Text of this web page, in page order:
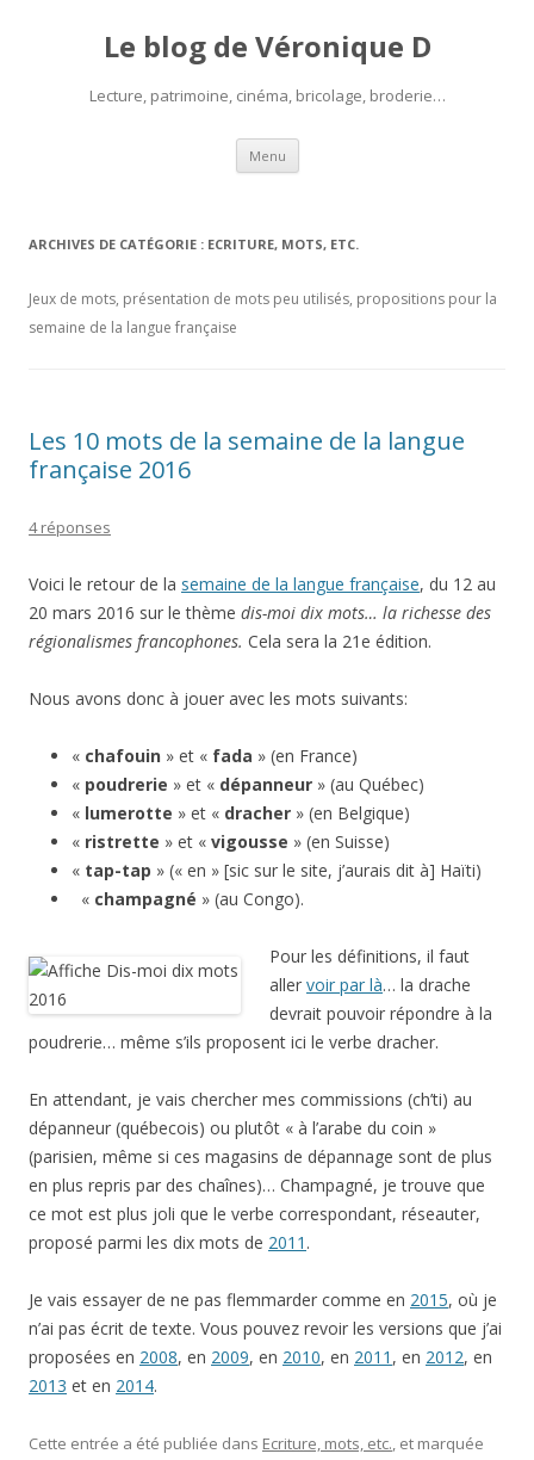
Le blog de Véronique D
Lecture, patrimoine, cinéma, bricolage, broderie…
Menu Aller
contenu
ARCHIVES DE CATÉGORIE : ECRITURE, MOTS, ETC.
Jeux de mots, présentation de mots peu utilisés, propositions pour la
semaine de la langue française
Les 10 mots de la semaine de la langue
française 2016
4 réponses
Voici le retour de la semaine de la langue française, du 12 au
20 mars 2016 sur le thème dis-moi dix mots… la richesse des
régionalismes francophones. Cela sera la 21e édition.
Nous avons donc à jouer avec les mots suivants:
« chafouin » et « fada » (en France)
« poudrerie » et « dépanneur » (au Québec)
« lumerotte » et « dracher » (en Belgique)
« ristrette » et « vigousse » (en Suisse)
« tap-tap » (« en » [sic sur le site, j’aurais dit à] Haïti)
« champagné » (au Congo).
Pour les définitions, il faut
aller voir par là… la drache
devrait pouvoir répondre à la
poudrerie… même s’ils proposent ici le verbe dracher.
En attendant, je vais chercher mes commissions (ch’ti) au
dépanneur (québecois) ou plutôt « à l’arabe du coin »
(parisien, même si ces magasins de dépannage sont de plus
en plus repris par des chaînes)… Champagné, je trouve que
ce mot est plus joli que le verbe correspondant, réseauter,
proposé parmi les dix mots de 2011 .
Je vais essayer de ne pas flemmarder comme en 2015, où je
n’ai pas écrit de texte. Vous pouvez revoir les versions que j’ai
proposées en 2008, en 2009, en 2010, en 2011 , en 2012, en
2013 et en 2014.
Cette entrée a été publiée dans Ecriture, mots, etc., et marquée